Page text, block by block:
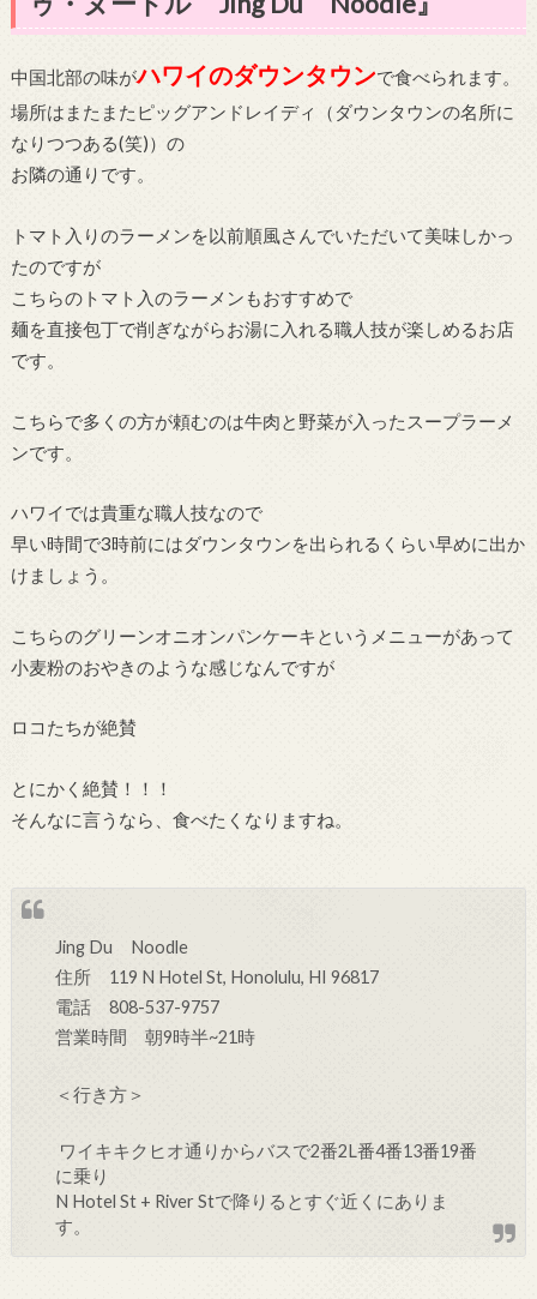
中国北部の味がハワイのダウンタウンで食べられます。
場所はまたまたピッグアンドレイディ（ダウンタウンの名所に
なりつつある(笑)）の
お隣の通りです。
トマト入りのラーメンを以前順風さんでいただいて美味しかっ
たのですが
こちらのトマト入のラーメンもおすすめで
麺を直接包丁で削ぎながらお湯に入れる職人技が楽しめるお店
です。
こちらで多くの方が頼むのは牛肉と野菜が入ったスープラーメ
ンです。
ハワイでは貴重な職人技なので
早い時間で3時前にはダウンタウンを出られるくらい早めに出か
けましょう。
こちらのグリーンオニオンパンケーキというメニューがあって
小麦粉のおやきのような感じなんですが
ロコたちが絶賛
とにかく絶賛！！！
そんなに言うなら、食べたくなりますね。
Jing Du Noodle
住所 119 N Hotel St, Honolulu, HI 96817
電話 808-537-9757
営業時間 朝9時半~21時
＜行き方＞
ワイキキクヒオ通りからバスで2番2L番4番13番19番
に乗り
N Hotel St + River Stで降りるとすぐ近くにありま
す。